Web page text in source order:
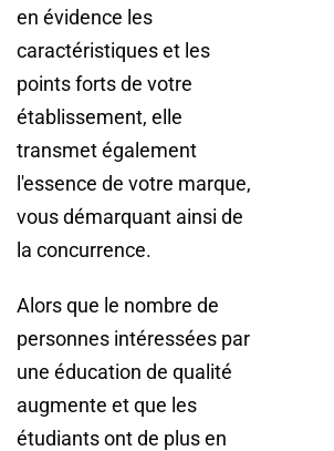
en évidence les
caractéristiques et les
points forts de votre
établissement, elle
transmet également
l'essence de votre marque,
vous démarquant ainsi de
la concurrence.
Alors que le nombre de
personnes intéressées par
une éducation de qualité
augmente et que les
étudiants ont de plus en